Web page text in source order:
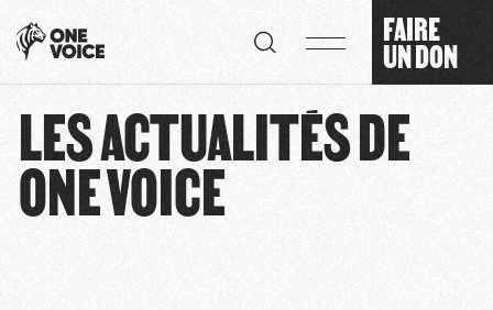
FAIRE
UN DON
LES ACTUALITÉS DE
ONE VOICE